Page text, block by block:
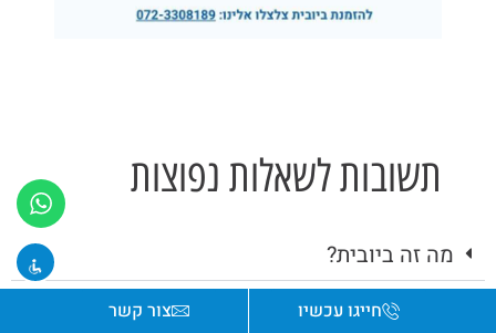
תשובות לשאלות נפוצות
מה זה ביובית?
אילו שירותים מספקת חברת ריצ'י שאיבות?
חייגו עכשיו צור קשר